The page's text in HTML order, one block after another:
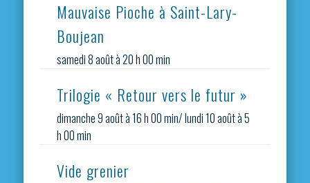
Mauvaise Pioche à Saint-Lary-
Boujean
samedi 8 août à 20 h 00 min
Trilogie « Retour vers le futur »
dimanche 9 août à 16 h 00 min/lundi 10 août à 5
h 00 min
Vide grenier